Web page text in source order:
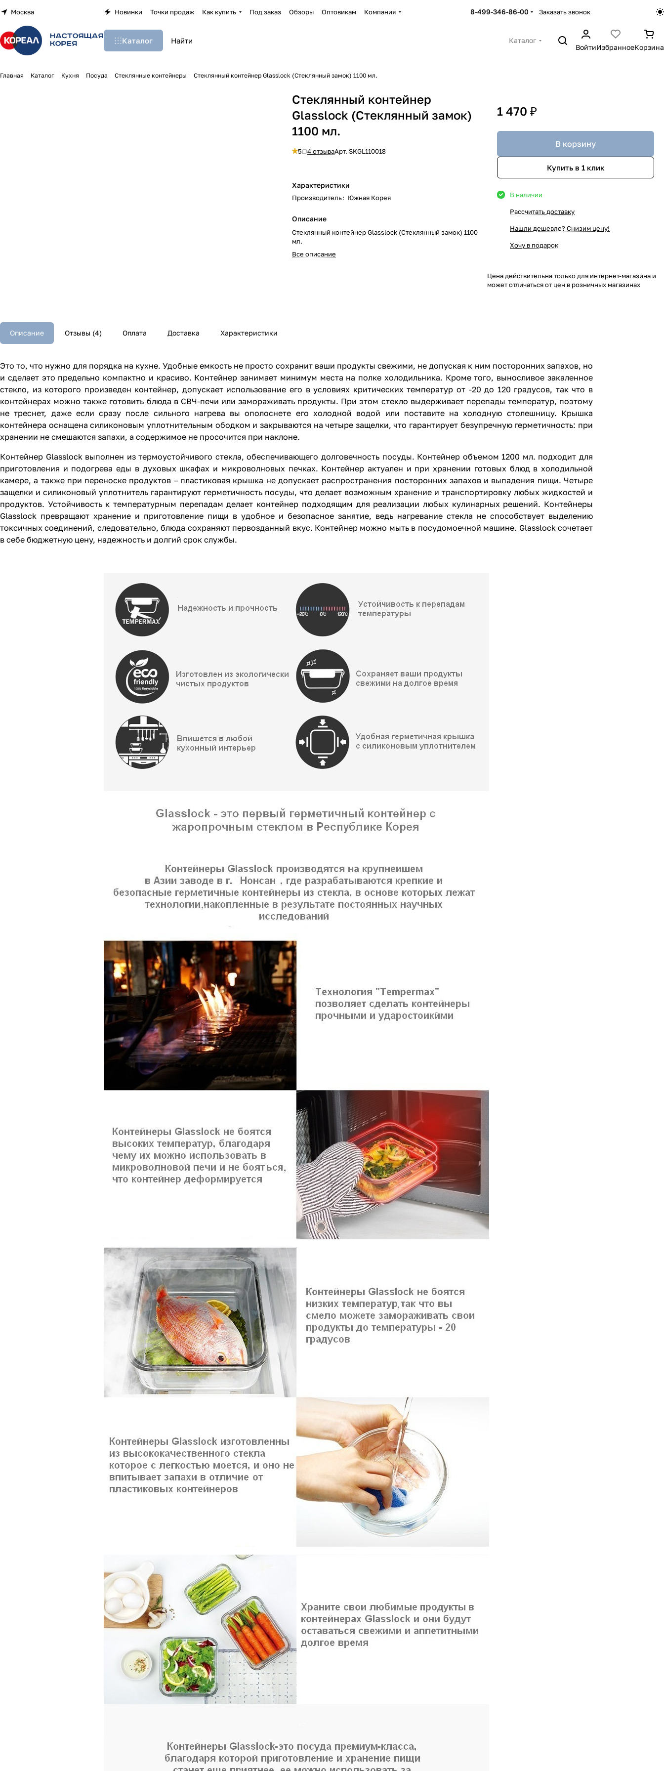
Москва Новинки Точки продаж Как купить Под заказ Обзоры Оптовикам Компания 8-499-346-86-00 Заказать звонок
Каталог
Каталог
ВойтиИзбранноеКорзина
Главная Каталог Кухня Посуда Стеклянные контейнеры Стеклянный контейнер Glasslock (Стеклянный замок) 1100 мл.
Стеклянный контейнер
Glasslock (Стеклянный замок)
1100 мл.
5 4 отзываАрт. SKGL110018
Характеристики
Производитель: Южная Корея
Описание
Стеклянный контейнер Glasslock (Стеклянный замок) 1100
мл.
Все описание
1 470 ₽
В корзину
Купить в 1 клик
В наличии
Рассчитать доставку
Нашли дешевле? Снизим цену!
Хочу в подарок
Цена действительна только для интернет-магазина и
может отличаться от цен в розничных магазинах
Описание Отзывы (4) Оплата Доставка Характеристики
Это то, что нужно для порядка на кухне. Удобные емкость не просто сохранит ваши продукты свежими, не допуская к ним посторонних запахов, но
и сделает это предельно компактно и красиво. Контейнер занимает минимум места на полке холодильника. Кроме того, выносливое закаленное
стекло, из которого произведен контейнер, допускает использование его в условиях критических температур от -20 до 120 градусов, так что в
контейнерах можно также готовить блюда в СВЧ-печи или замораживать продукты. При этом стекло выдерживает перепады температур, поэтому
не треснет, даже если сразу после сильного нагрева вы ополоснете его холодной водой или поставите на холодную столешницу. Крышка
контейнера оснащена силиконовым уплотнительным ободком и закрываются на четыре защелки, что гарантирует безупречную герметичность: при
хранении не смешаются запахи, а содержимое не просочится при наклоне.
Контейнер Glasslock выполнен из термоустойчивого стекла, обеспечивающего долговечность посуды. Контейнер объемом 1200 мл. подходит для
приготовления и подогрева еды в духовых шкафах и микроволновых печках. Контейнер актуален и при хранении готовых блюд в холодильной
камере, а также при переноске продуктов – пластиковая крышка не допускает распространения посторонних запахов и выпадения пищи. Четыре
защелки и силиконовый уплотнитель гарантируют герметичность посуды, что делает возможным хранение и транспортировку любых жидкостей и
продуктов. Устойчивость к температурным перепадам делает контейнер подходящим для реализации любых кулинарных решений. Контейнеры
Glasslock превращают хранение и приготовление пищи в удобное и безопасное занятие, ведь нагревание стекла не способствует выделению
токсичных соединений, следовательно, блюда сохраняют первозданный вкус. Контейнер можно мыть в посудомоечной машине. Glasslock сочетает
в себе бюджетную цену, надежность и долгий срок службы.